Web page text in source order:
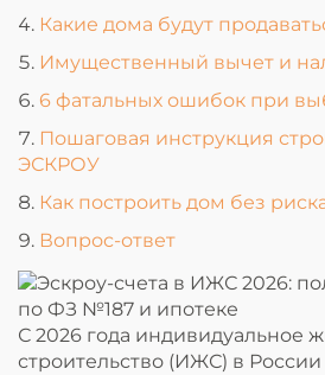
Какие дома будут
Имущественный вычет и
6 фатальных ошибок при
Пошаговая инструкция
ЭСКРОУ
Как построить дом без
Вопрос-ответ
С 2026 года индивидуальное
строительство (ИЖС) в